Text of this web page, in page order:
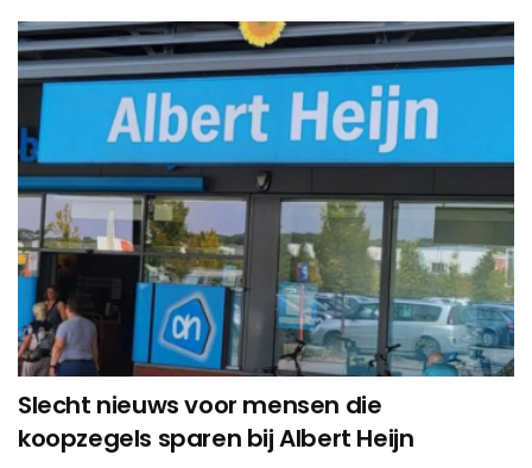
Slecht nieuws voor mensen die
koopzegels sparen bij Albert Heijn